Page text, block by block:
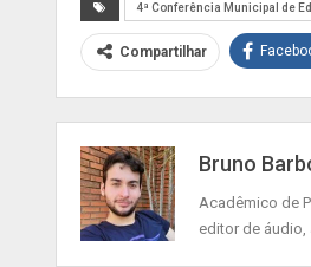
4ª Conferência Municipal de
Compartilhar
Bruno
Acadêmico de
editor de áudio,